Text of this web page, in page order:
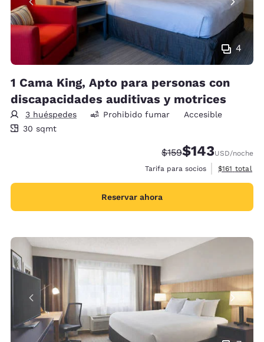
4
1 Cama King, Apto para personas con
discapacidades auditivas y motrices
3 huéspedes
30 metros cuadrados
Prohibido fumar
Accesible
30 sqmt
Precio tachado:
$159Precio con
$143USD/noche
Tarifa para socios
Ver detalles
$161 total
Reservar ahora